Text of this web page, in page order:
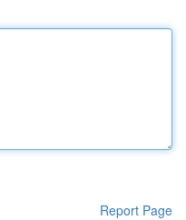
Report Page